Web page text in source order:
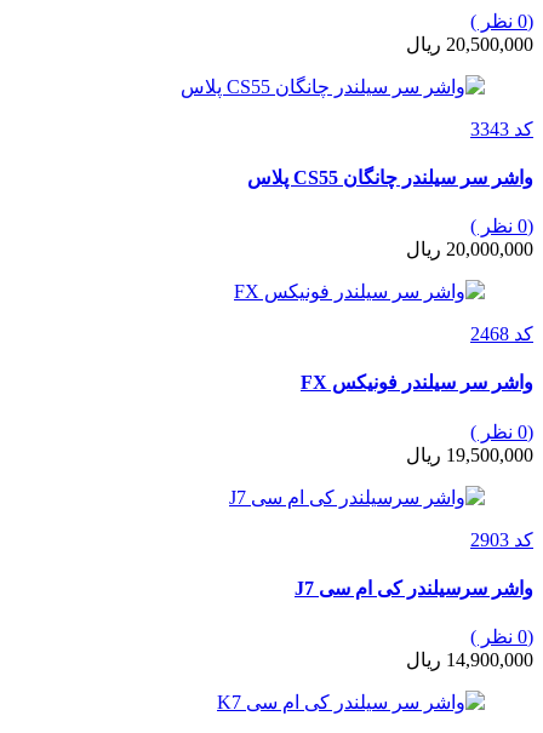
(0 نظر )
20,500,000 ریال
کد 3343
واشر سر سیلندر چانگان CS55 پلاس
(0 نظر )
20,000,000 ریال
کد 2468
واشر سر سیلندر فونیکس FX
(0 نظر )
19,500,000 ریال
کد 2903
واشر سرسیلندر کی ام سی J7
(0 نظر )
14,900,000 ریال